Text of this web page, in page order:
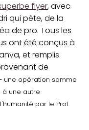
flyer, avec
qui pète, de la
de pro. Tous les
ont été conçus à
et remplis
de
une opération somme
une autre
par le Prof.